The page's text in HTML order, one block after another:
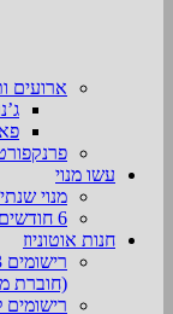
ארועים
פרנקפורט
עשו מנוי
מנוי שנתי 1,099 ש”ח + מע”מ
6 חודשים 899 ש’ + מע”מ
חנות אוטוניוז
(חוברת מעל 50 עמודים) –